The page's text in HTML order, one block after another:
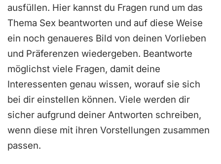
ausfüllen. Hier kannst du Fragen rund um das
Thema Sex beantworten und auf diese Weise
ein noch genaueres Bild von deinen Vorlieben
und Präferenzen wiedergeben. Beantworte
möglichst viele Fragen, damit deine
Interessenten genau wissen, worauf sie sich
bei dir einstellen können. Viele werden dir
sicher aufgrund deiner Antworten schreiben,
wenn diese mit ihren Vorstellungen zusammen
passen.